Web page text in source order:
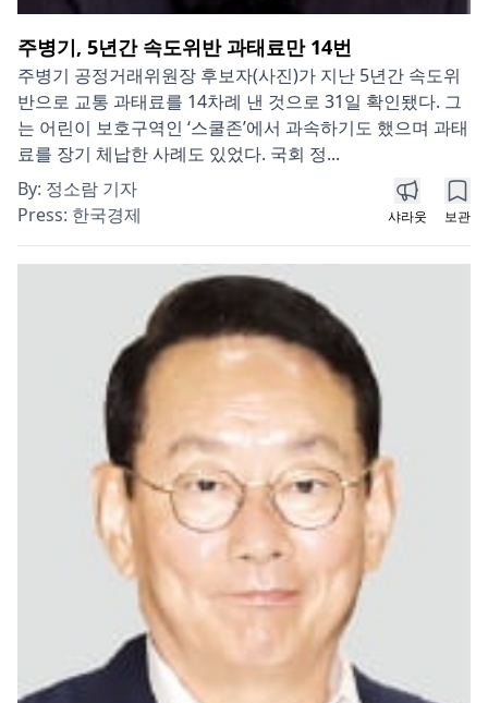
주병기, 5년간 속도위반 과태료만 14번
주병기 공정거래위원장 후보자(사진)가 지난 5년간 속도위
반으로 교통 과태료를 14차례 낸 것으로 31일 확인됐다. 그
는 어린이 보호구역인 ‘스쿨존’에서 과속하기도 했으며 과태
료를 장기 체납한 사례도 있었다. 국회 정...
By: 정소람 기자
Press: 한국경제 샤라웃 보관